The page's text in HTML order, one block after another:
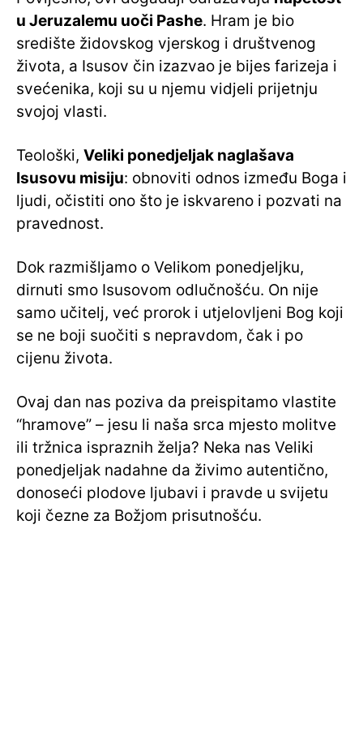
u Jeruzalemu uoči Pashe. Hram je bio
središte židovskog vjerskog i društvenog
života, a Isusov čin izazvao je bijes farizeja i
svećenika, koji su u njemu vidjeli prijetnju
svojoj vlasti.
Teološki, Veliki ponedjeljak naglašava
Isusovu misiju: obnoviti odnos između Boga i
ljudi, očistiti ono što je iskvareno i pozvati na
pravednost.
Dok razmišljamo o Velikom ponedjeljku,
dirnuti smo Isusovom odlučnošću. On nije
samo učitelj, već prorok i utjelovljeni Bog koji
se ne boji suočiti s nepravdom, čak i po
cijenu života.
Ovaj dan nas poziva da preispitamo vlastite
“hramove” – jesu li naša srca mjesto molitve
ili tržnica ispraznih želja? Neka nas Veliki
ponedjeljak nadahne da živimo autentično,
donoseći plodove ljubavi i pravde u svijetu
koji čezne za Božjom prisutnošću.